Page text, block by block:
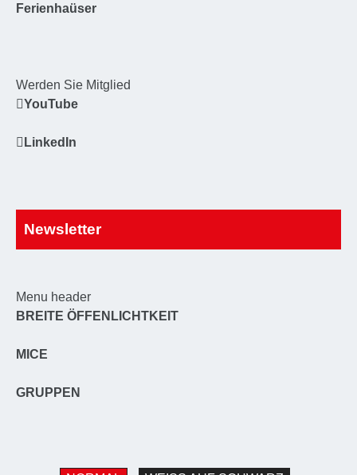
Ferienhaüser
Werden Sie Mitglied
YouTube
LinkedIn
Newsletter
Menu header
BREITE ÖFFENLICHTKEIT
MICE
GRUPPEN